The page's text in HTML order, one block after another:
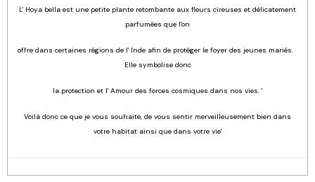
L' Hoya bella est une petite plante retombante aux fleurs cireuses et délicatement
parfumées que l'on
offre dans certaines régions de l' Inde afin de protéger le foyer des jeunes mariés.
Elle symbolise donc
la protection et l' Amour des forces cosmiques dans nos vies. '
Voilà donc ce que je vous souhaite, de vous sentir merveilleusement bien dans
votre habitat ainsi que dans votre vie'